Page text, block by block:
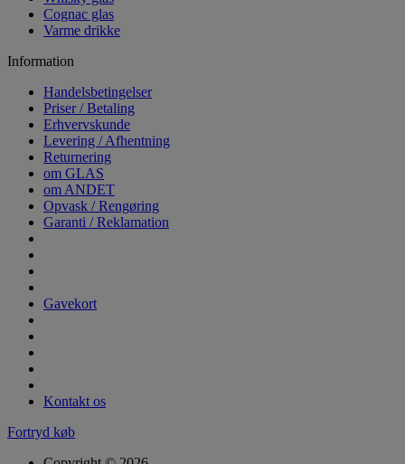
Cognac glas
Varme drikke
Information
Handelsbetingelser
Priser / Betaling
Erhvervskunde
Levering / Afhentning
Returnering
om GLAS
om ANDET
Opvask / Rengøring
Garanti / Reklamation
Gavekort
Kontakt os
Fortryd køb